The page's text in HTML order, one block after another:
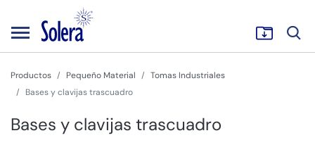
Productos Pequeño Material
Tomas Industriales
Bases y clavijas trascuadro
Bases y clavijas trascuadro